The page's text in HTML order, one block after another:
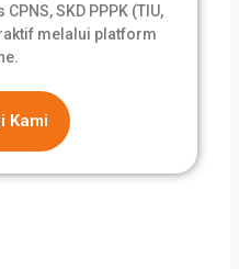
SKD PPPK (TIU,
melalui platform
Kami